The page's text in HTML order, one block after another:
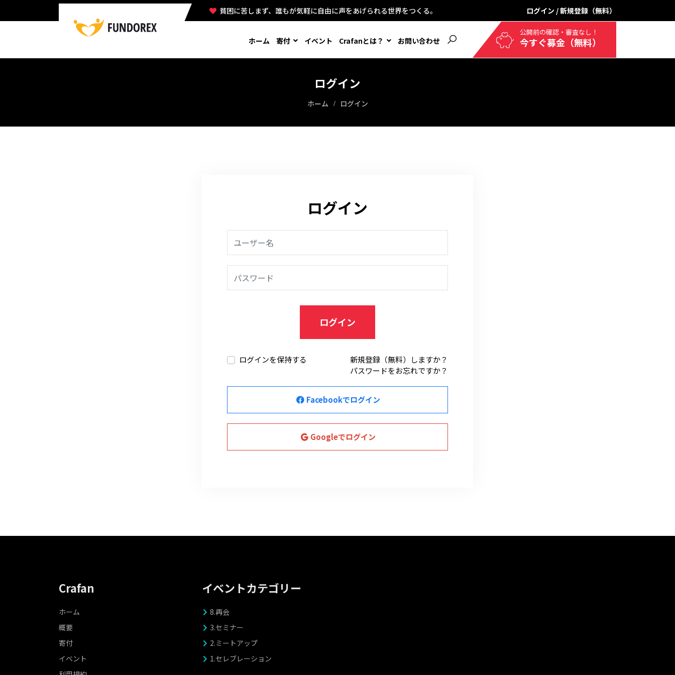
貧困に苦しまず、誰もが気軽に自由に声をあげられる世界をつくる。 ログイン /新規登録（無料）
ホーム 寄付 イベント Crafanとは？ お問い合わせ
公開前の確認・審査なし！
今すぐ募金（無料）
ログイン
ホーム ログイン
ログイン
ログイン
ログインを保持する
新規登録（無料）しますか？
パスワードをお忘れですか？
Facebookでログイン
Googleでログイン
Crafan
ホーム
概要
寄付
イベント
イベントカテゴリー
8.再会
3.セミナー
2.ミートアップ
1.セレブレーション